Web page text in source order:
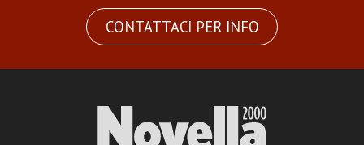
CONTATTACI PER INFO